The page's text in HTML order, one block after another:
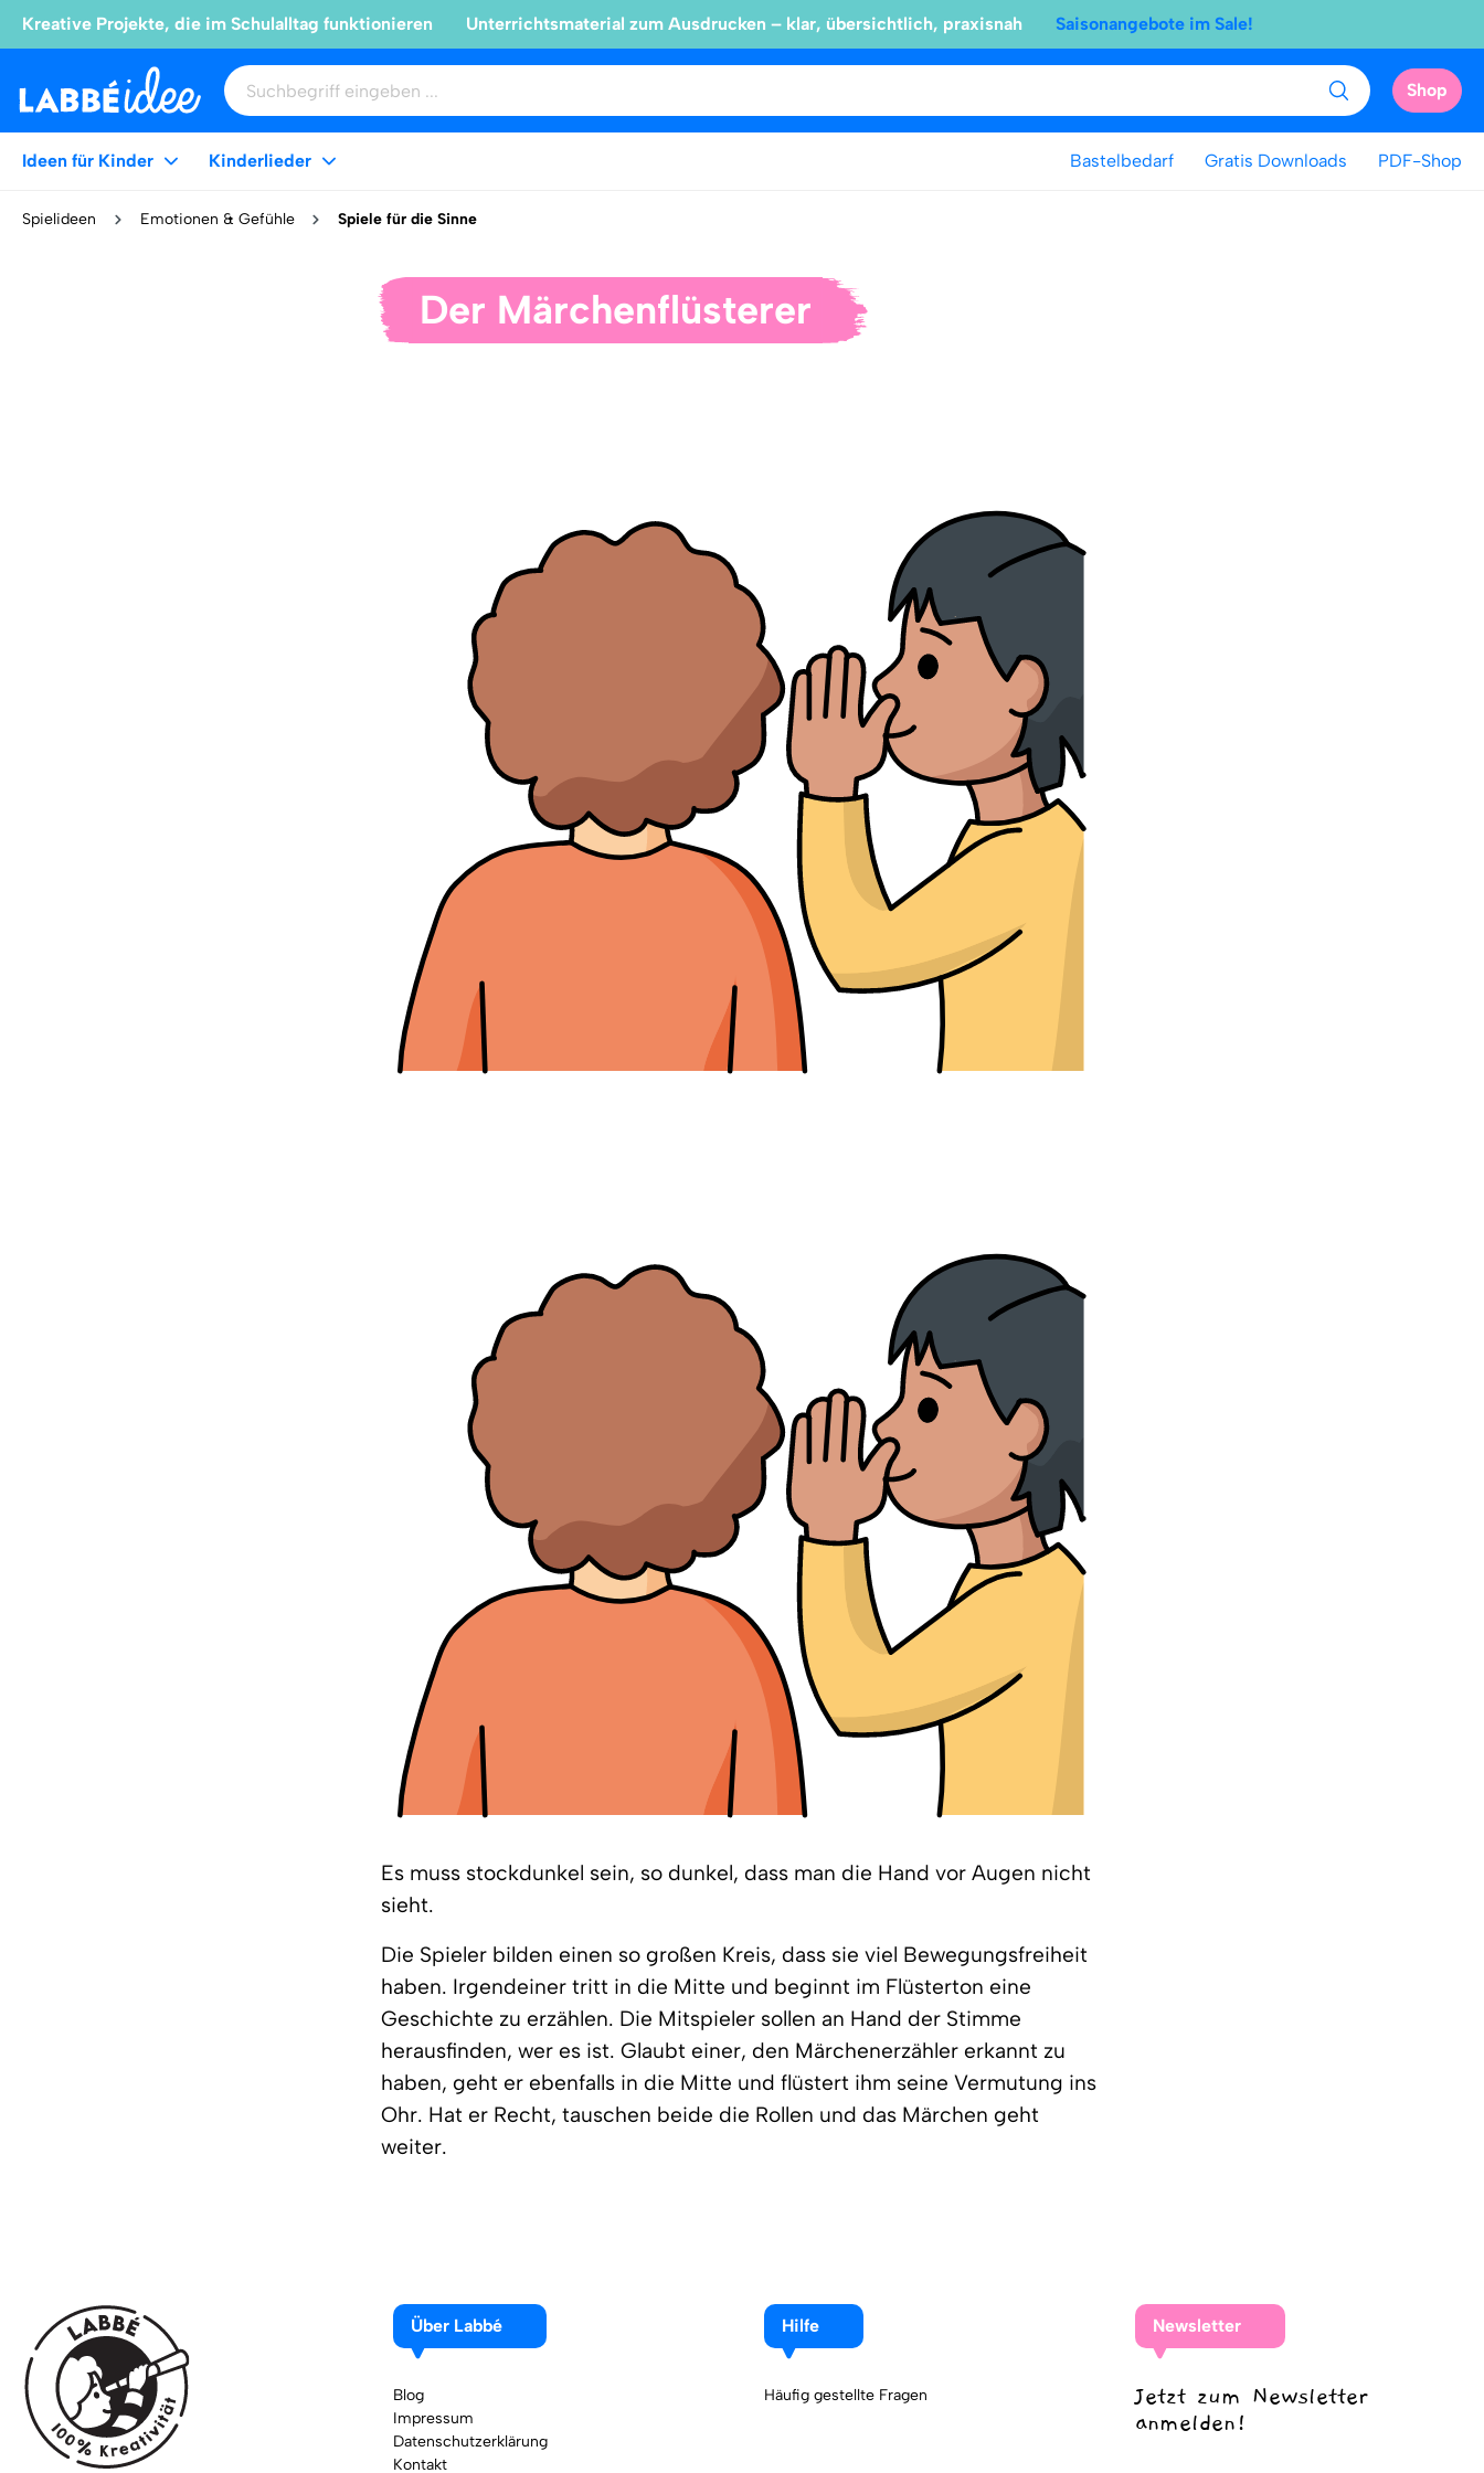
Kreative Projekte, die im Schulalltag funktionieren Unterrichtsmaterial zum Ausdrucken – klar, übersichtlich, praxisnah Saisonangebote im Sale!
Shop
Ideen für Kinder Kinderlieder Bastelbedarf Gratis Downloads PDF-Shop
Spielideen Emotionen & Gefühle Spiele für die Sinne
Der Märchenflüsterer
Es muss stockdunkel sein, so dunkel, dass man die Hand vor Augen nicht
sieht.
Die Spieler bilden einen so großen Kreis, dass sie viel Bewegungsfreiheit
haben. Irgendeiner tritt in die Mitte und beginnt im Flüsterton eine
Geschichte zu erzählen. Die Mitspieler sollen an Hand der Stimme
herausfinden, wer es ist. Glaubt einer, den Märchenerzähler erkannt zu
haben, geht er ebenfalls in die Mitte und flüstert ihm seine Vermutung ins
Ohr. Hat er Recht, tauschen beide die Rollen und das Märchen geht
weiter.
Über Labbé
Blog
Impressum
Datenschutzerklärung
Kontakt
Hilfe
Häufig gestellte Fragen
Newsletter
Jetzt zum Newsletter
anmelden!